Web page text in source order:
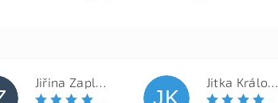
Jiřina Zapletalová Jitka Královcová